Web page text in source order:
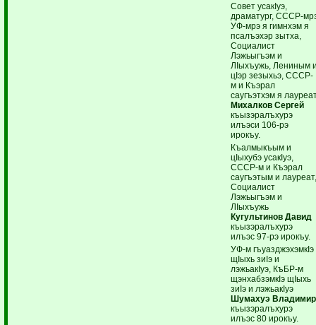
Совет усакIуэ,
драматург, СССР-
УФ-мрэ я гимнхэм я
псалъэхэр зытха,
Социалист
Лэжьыгъэм и
ЛIыхъужь, Лениным
цIэр зезыхьэ, СССР-
м и Къэрал
саугъэтхэм я
Михалков Сергей
къызэралъхурэ
илъэси 106-рэ
ирокъу.
Къалмыкъым и
цIыхубэ усакIуэ,
СССР-м и Къэрал
саугъэтым и
Социалист
Лэжьыгъэм и
ЛIыхъужь
Кугультинов Давид
къызэралъхурэ
илъэс 97-рэ ирокъу.
УФ-м гъуазджэхэмкIэ
щIыхь зиIэ и
лэжьакIуэ, КъБР-м
щэнхабзэмкIэ щIыхь
зиIэ и лэжьакIуэ
Шумахуэ Владимир
къызэралъхурэ
илъэс 80 ирокъу.